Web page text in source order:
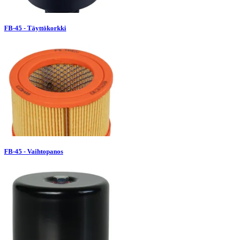
FB-45 - Täyttökorkki
FB-45 - Vaihtopanos